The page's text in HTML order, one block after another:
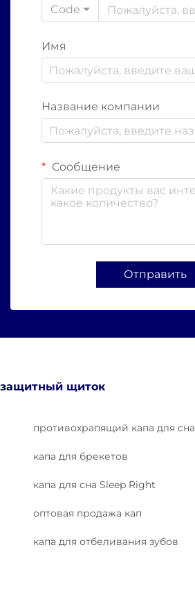
Code
Имя
Название компании
Сообщение
Отправить
защитный щиток
противохрапящий капа для сна
капа для брекетов
капа для сна Sleep Right
оптовая продажа кап
капа для отбеливания зубов